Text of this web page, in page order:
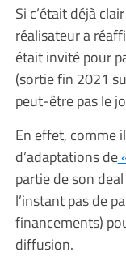
Si c’était déjà
réalisateur a
était invité pour
(sortie fin 2021
peut-être pas le
En effet, comme
d’adaptations de
partie de son
l’instant pas de
financements)
diffusion.